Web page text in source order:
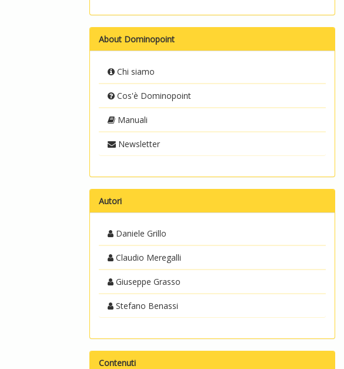
About Dominopoint
Chi siamo
Cos'è Dominopoint
Manuali
Newsletter
Autori
Daniele Grillo
Claudio Meregalli
Giuseppe Grasso
Stefano Benassi
Contenuti